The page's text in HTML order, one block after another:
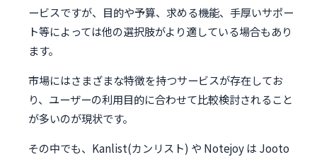
ービスですが、目的や予算、求める機能、手厚いサポー
ト等によっては他の選択肢がより適している場合もあり
ます。
市場にはさまざまな特徴を持つサービスが存在してお
り、ユーザーの利用目的に合わせて比較検討されること
が多いのが現状です。
その中でも、Kanlist(カンリスト) や Notejoy は Jooto